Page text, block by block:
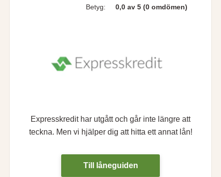
Betyg: 0,0 av 5 (0 omdömen)
Expresskredit har utgått och går inte längre att
teckna. Men vi hjälper dig att hitta ett annat lån!
Till låneguiden